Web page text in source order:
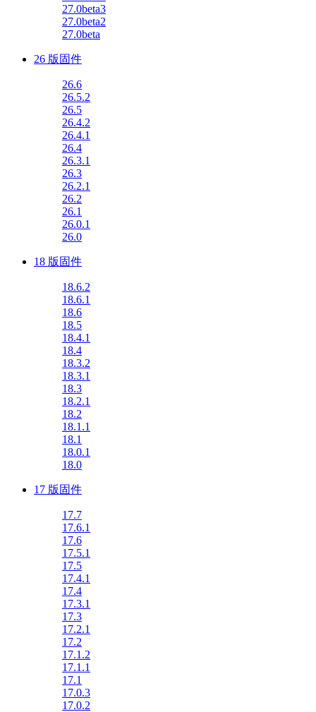
27.0beta3
27.0beta2
27.0beta
26 版固件
26.6
26.5.2
26.5
26.4.2
26.4.1
26.4
26.3.1
26.3
26.2.1
26.2
26.1
26.0.1
26.0
18 版固件
18.6.2
18.6.1
18.6
18.5
18.4.1
18.4
18.3.2
18.3.1
18.3
18.2.1
18.2
18.1.1
18.1
18.0.1
18.0
17 版固件
17.7
17.6.1
17.6
17.5.1
17.5
17.4.1
17.4
17.3.1
17.3
17.2.1
17.2
17.1.2
17.1.1
17.1
17.0.3
17.0.2